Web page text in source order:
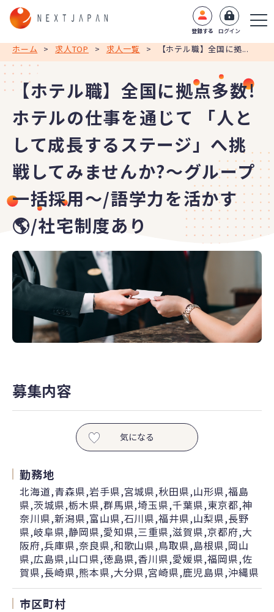
登録する ログイン
ホーム > 求人TOP > 求人一覧 > 【ホテル職】全国に拠...
【ホテル職】全国に拠点多数!
ホテルの仕事を通じて 「人と
して成長するステージ」へ挑
戦してみませんか?～グループ
一括採用～/語学力を活かす
🌎/社宅制度あり
募集内容
気になる
勤務地
北海道,青森県,岩手県,宮城県,秋田県,山形県,福島
県,茨城県,栃木県,群馬県,埼玉県,千葉県,東京都,神
奈川県,新潟県,富山県,石川県,福井県,山梨県,長野
県,岐阜県,静岡県,愛知県,三重県,滋賀県,京都府,大
阪府,兵庫県,奈良県,和歌山県,鳥取県,島根県,岡山
県,広島県,山口県,徳島県,香川県,愛媛県,福岡県,佐
賀県,長崎県,熊本県,大分県,宮崎県,鹿児島県,沖縄県
市区町村